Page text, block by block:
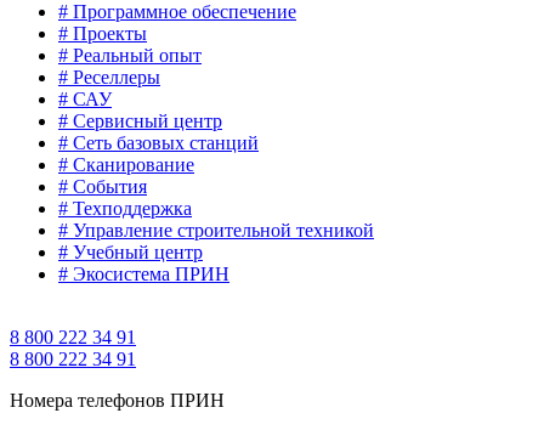
# Программное обеспечение
# Проекты
# Реальный опыт
# Реселлеры
# САУ
# Сервисный центр
# Сеть базовых станций
# Сканирование
# События
# Техподдержка
# Управление строительной техникой
# Учебный центр
# Экосистема ПРИН
8 800 222 34 91
8 800 222 34 91
Номера телефонов ПРИН